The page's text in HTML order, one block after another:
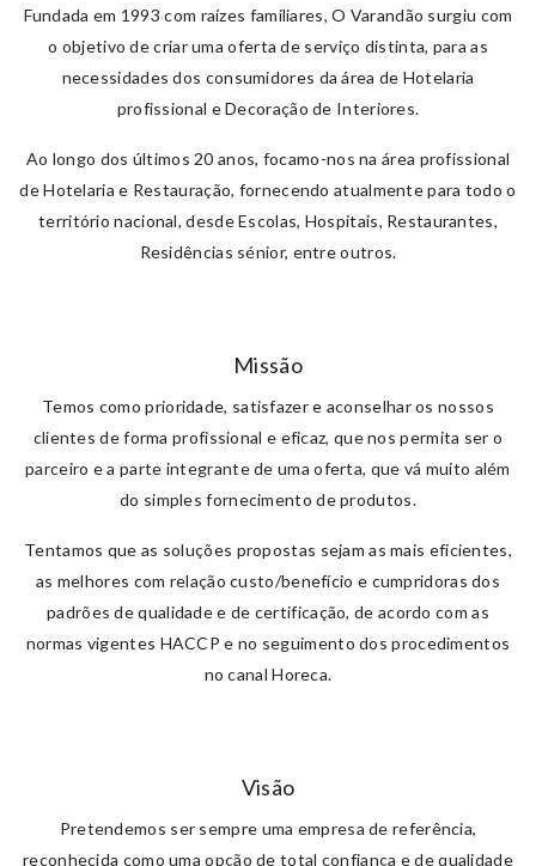
Fundada em 1993 com raízes familiares, O Varandão surgiu com
o objetivo de criar uma oferta de serviço distinta, para as
necessidades dos consumidores da área de Hotelaria
profissional e Decoração de Interiores.
Ao longo dos últimos 20 anos, focamo-nos na área profissional
de Hotelaria e Restauração, fornecendo atualmente para todo o
território nacional, desde Escolas, Hospitais, Restaurantes,
Residências sénior, entre outros.
Missão
Temos como prioridade, satisfazer e aconselhar os nossos
clientes de forma profissional e eficaz, que nos permita ser o
parceiro e a parte integrante de uma oferta, que vá muito além
do simples fornecimento de produtos.
Tentamos que as soluções propostas sejam as mais eficientes,
as melhores com relação custo/benefício e cumpridoras dos
padrões de qualidade e de certificação, de acordo com as
normas vigentes HACCP e no seguimento dos procedimentos
no canal Horeca.
Visão
Pretendemos ser sempre uma empresa de referência,
reconhecida como uma opção de total confiança e de qualidade